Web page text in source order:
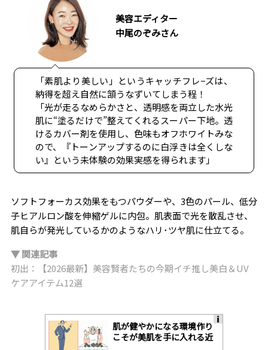
美容エディター
中尾のぞみさん
「素肌より美しい」というキャッチフレ−ズは、
納得を超え自然に頷うなずいてしまう程！
「光が走るなめらかさと、透明感を両立した水光
肌に“塗るだけで”整えてくれるスーパー下地。透
けるカバー剤を使用し、色味もオフホワイトみな
ので、『トーンアップするのに白浮きは全くしな
い』という未体験の効果実感を得られます」
ソフトフォーカス効果をもつパウダーや、3色のパール、低分
子ヒアルロン酸を伸縮ゲルに内包。肌表面で光を散乱させ、
肌自らが発光しているかのようなハリ･ツヤ肌に仕立てる。
▼ 関連記事
初出：【2026最新】美容賢者たちの今期イチ推し美白＆UV
ケアアイテム12選
肌が健やかになる環境作り
こそが美肌を手に入れる近